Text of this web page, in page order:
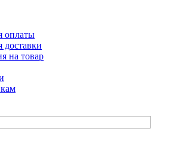
оплаты
доставки
на товар